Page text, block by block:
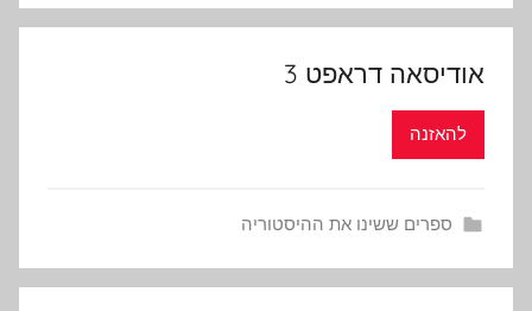
אודיסאה דראפט 3
להאזנה
ספרים ששינו את ההיסטוריה